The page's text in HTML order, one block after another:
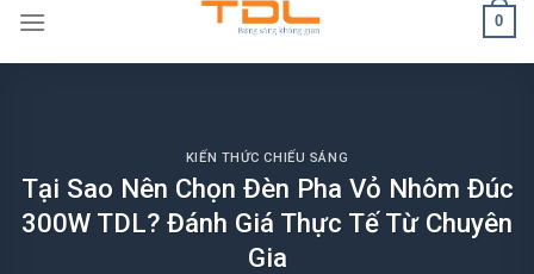
0
KIẾN THỨC CHIẾU SÁNG
Tại Sao Nên Chọn Đèn Pha Vỏ Nhôm Đúc
300W TDL? Đánh Giá Thực Tế Từ Chuyên
Gia